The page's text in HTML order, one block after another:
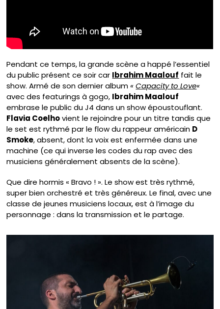
Pendant ce temps, la grande scène a happé l’essentiel
du public présent ce soir car Ibrahim Maalouf fait le
show. Armé de son dernier album«Capacity to Love«
avec des featurings à gogo, Ibrahim Maalouf
embrase le public du J4 dans un show époustouflant.
Flavia Coelhovient le rejoindre pour un titre tandis que
le set est rythmé par le flow du rappeur américain D
Smoke, absent, dont la voix est enfermée dans une
machine (ce qui inverse les codes du rap avec des
musiciens généralement absents de la scène).
Que dire hormis « Bravo ! ». Le show est très rythmé,
super bien orchestré et très généreux. Le final, avec une
classe de jeunes musiciens locaux, est à l’image du
personnage : dans la transmission et le partage.